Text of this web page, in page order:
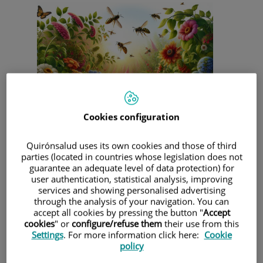
Hablamos de alergia y nos viene a la mente la primavera,
más frecuentes que en otras épocas del año. En este post
vamos a repasar algunas de ellas:
Alergia a inhalantes:Destacar que si bien en Madrid,
los pólenes implicados en provocar alergia respiratoria
suelen aparecer en los meses antes del verano ( Enero a
Junio principalmente), hay ciertos pólenes de malezas
cuya alergia aparece durante los meses de verano. Estos
pólenes son la artemisa, salsola, chenopodium, girasol y
parietaria y los pacientes sensibilizados a ellos podrán
precisar el tratamiento sintomático que les haya
Cookies configuration
Quirónsalud uses its own cookies and those of third
parties (located in countries whose legislation does not
guarantee an adequate level of data protection) for
user authentication, statistical analysis, improving
services and showing personalised advertising
through the analysis of your navigation. You can
accept all cookies by pressing the button "Accept
cookies" or configure/refuse them their use from this
Settings. For more information click here: Cookie
policy